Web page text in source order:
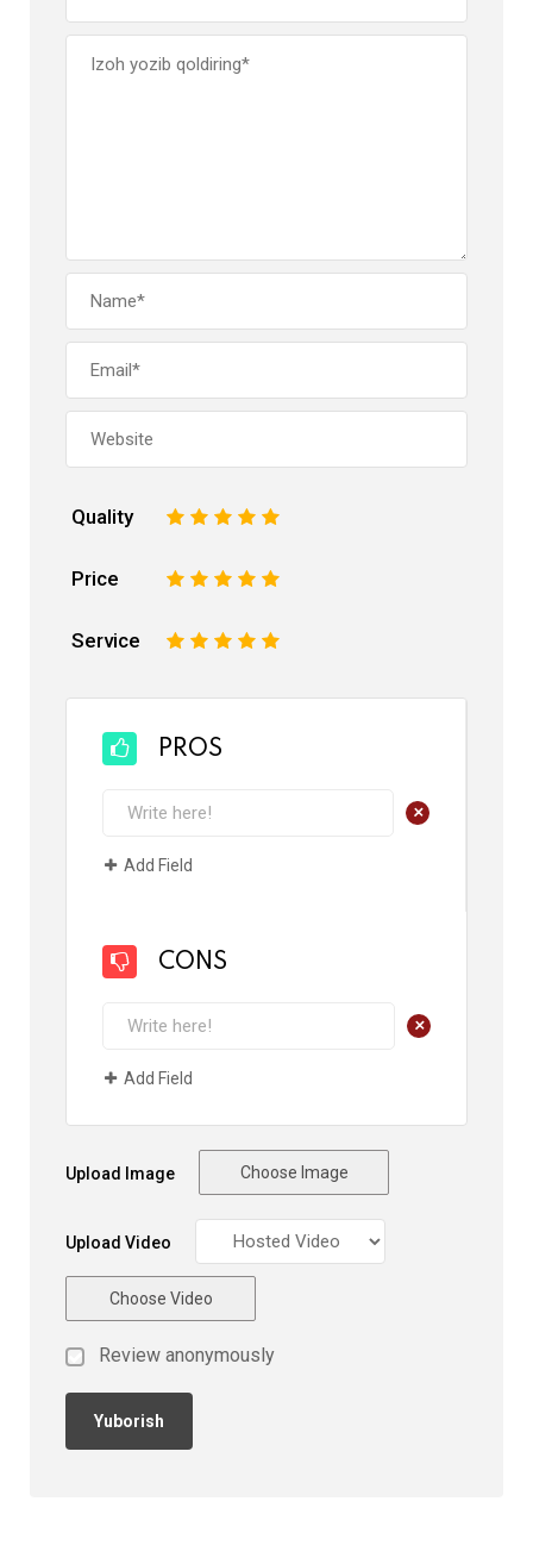
Quality 5
4
3
2
Price 5
4
3
2
Service 5
4
3
2
PROS
+
Add Field
CONS
+
Add Field
Upload Image Choose Image
Upload Video
Choose Video
Review anonymously